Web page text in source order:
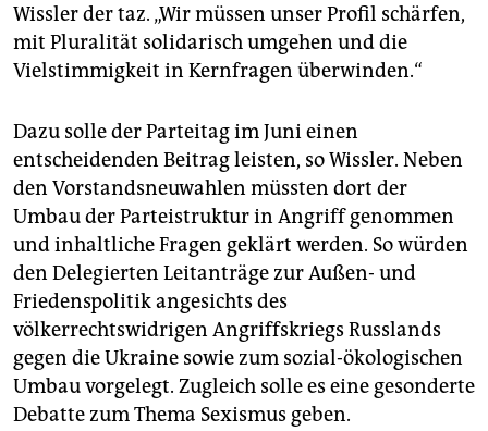
Wissler der taz. „Wir müssen unser Profil schärfen,
mit Pluralität solidarisch umgehen und die
Vielstimmigkeit in Kernfragen überwinden.“
Dazu solle der Parteitag im Juni einen
entscheidenden Beitrag leisten, so Wissler. Neben
den Vorstandsneuwahlen müssten dort der
Umbau der Parteistruktur in Angriff genommen
und inhaltliche Fragen geklärt werden. So würden
den Delegierten Leitanträge zur Außen- und
Friedenspolitik angesichts des
völkerrechtswidrigen Angriffskriegs Russlands
gegen die Ukraine sowie zum sozial-ökologischen
Umbau vorgelegt. Zugleich solle es eine gesonderte
Debatte zum Thema Sexismus geben.